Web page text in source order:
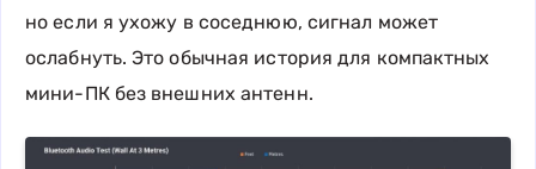
но если я ухожу в соседнюю, сигнал может
ослабнуть. Это обычная история для компактных
мини-ПК без внешних антенн.